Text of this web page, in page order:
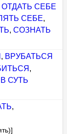
ОТДАТЬ СЕБЕ
СЕБЕ,
,СОЗНАТЬ
, ВРУБАТЬСЯ
,
СУТЬ
,